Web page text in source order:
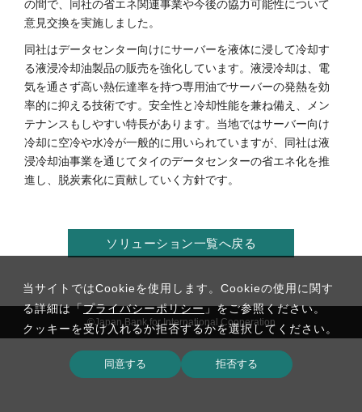
の間で、同社の省エネ関連事業や今後の協力可能性について
意見交換を実施しました。
同社はデータセンター向けにサーバーを液体に浸して冷却す
る液浸冷却油製品の販売を強化しています。液浸冷却は、電
気を通さず高い熱伝達率を持つ専用油でサーバーの発熱を効
率的に抑える技術です。安全性と冷却性能を兼ね備え、メン
テナンスもしやすい特長があります。当地ではサーバー向け
冷却に空冷や水冷が一般的に用いられていますが、同社は液
浸冷却油事業を通じてタイのデータセンターの省エネ化を推
進し、脱炭素化に貢献していく方針です。
ソリューション一覧へ戻る
©Japan Bank for International Cooperation
当サイトではCookieを使用します。Cookieの使用に関す
る詳細は「プライバシーポリシー」をご参照ください。
クッキーを受け入れるか拒否するかを選択してください。
同意する 拒否する